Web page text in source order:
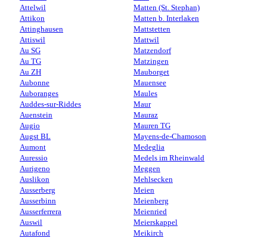
Attelwil
Attikon
Attinghausen
Attiswil
Au SG
Au TG
Au ZH
Aubonne
Auboranges
Auddes-sur-Riddes
Auenstein
Augio
Augst BL
Aumont
Auressio
Aurigeno
Auslikon
Ausserberg
Ausserbinn
Ausserferrera
Auswil
Autafond
Matten (St. Stephan)
Matten b. Interlaken
Mattstetten
Mattwil
Matzendorf
Matzingen
Mauborget
Mauensee
Maules
Maur
Mauraz
Mauren TG
Mayens-de-Chamoson
Medeglia
Medels im Rheinwald
Meggen
Mehlsecken
Meien
Meienberg
Meienried
Meierskappel
Meikirch